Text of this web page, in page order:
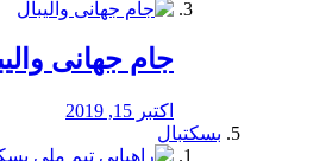
جام جهانی
اکتبر 15, 2019
بسکتبال